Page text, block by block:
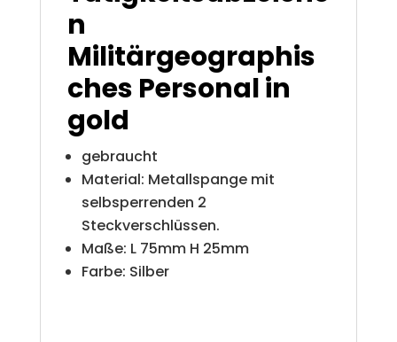
n
Militärgeographis
ches Personalin
gold
gebraucht
Material: Metallspange mit
selbsperrenden 2
Steckverschlüssen.
Maße: L 75mm H 25mm
Farbe: Silber